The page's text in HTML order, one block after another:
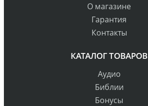
О магазине
Гарантия
Контакты
КАТАЛОГ ТОВАРОВ
Аудио
Библии
Бонусы